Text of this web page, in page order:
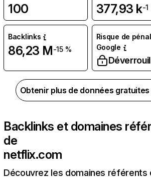
100 377,93 k-1
Backlinks
86,23 M-15 %
Risque de
Google
Obtenir plus de données
Backlinks et domaines
de
netflix.com
Découvrez les domaines référents